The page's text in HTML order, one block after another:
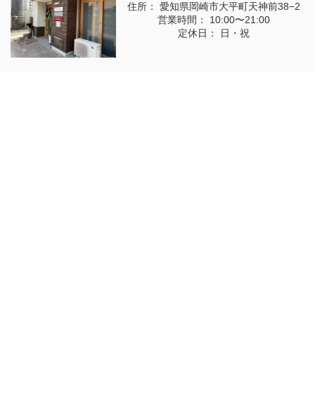
住所： 愛知県岡崎市大平町天神前38−2
営業時間： 10:00〜21:00
定休日： 日・祝